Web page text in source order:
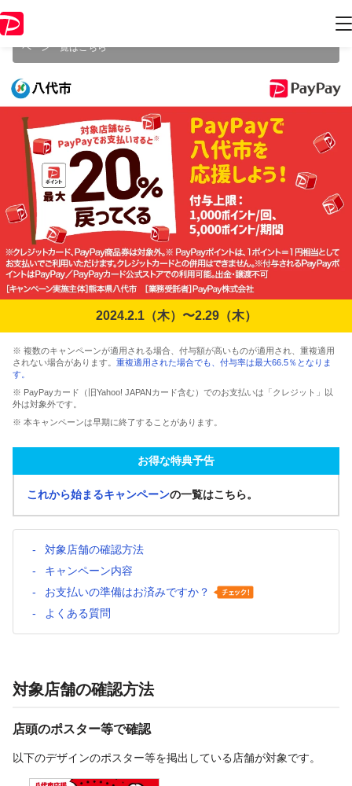
ジ内の情報はキャンペーン終了時点のものになります。
ペーン一覧はこちら
2024.2.1（木）〜2.29（木）
※ 複数のキャンペーンが適用される場合、付与額が高いものが適用され、重複適用
されない場合があります。 重複適用された場合でも、付与率は最大66.5％となりま
す。
※ PayPayカード（旧Yahoo! JAPANカード含む）でのお支払いは「クレジット」以
外は対象外です。
※ 本キャンペーンは早期に終了することがあります。
お得な特典予告
これから始まるキャンペーンの一覧はこちら。
対象店舗の確認方法
キャンペーン内容
お支払いの準備はお済みですか？
よくある質問
対象店舗の確認方法
店頭のポスター等で確認
以下のデザインのポスター等を掲出している店舗が対象です。